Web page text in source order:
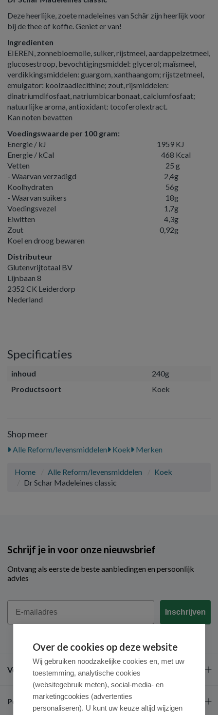
Deze heerlijke, zoete madeleines van Schär zijn heerlijk voor
bij de thee of koffie. Geniet er van!
Ingredienten
EIEREN, zonnebloemolie, suiker, rijstmeel, aardappelzetmeel,
glucosestroop, bevochtigingsmiddel: glycerol; maïsmeel,
verdikkingsmiddelen: guargom, xanthaangom; rijstzetmeel,
emulgator: koolzaadlecithine; zout, rijsmiddelen:
dinatriumdifosfaat, natriumbicarbonaat, calciumfosfaat;
natuurlijke aroma, antioxidant: tocoferolextract.
Kan noten bevatten
Voedingswaarde per 100 gram:
Energie / kJ
1959 KJ
Energie / kCal
468 Kcal
Vetten
25 g
- Waarvan verzadigd
2,4g
Koolhydraten
56g
- Waarvan suikers
18g
Voedingsvezel
1,7g
Eiwitten
4,3g
Zout
0,92g
Koel en droog bewaren
Distributeur
Glutenvrijtotaal BV
Lijnbaan 8
2352 CK Leiderdorp
Nederland
Specificaties
inhoud
240g
Productsoort
Koek
Shop meer
Alle Reform/levensmiddelen Koek Merken
Home Alle Reform/levensmiddelen
Koek
Dr Schar Madeleines classic
Schrijf je in voor onze nieuwsbrief
Ontvang als eerste de beste aanbiedingen en persoonlijk
advies
Email
Inschrijven
Veel gestelde vragen
Populaire merken
Over de cookies op deze website
Wij gebruiken noodzakelijke cookies en, met uw
toestemming, analytische cookies
(websitegebruik meten), social-media- en
marketingcookies (advertenties
personaliseren). U kunt uw keuze altijd wijzigen